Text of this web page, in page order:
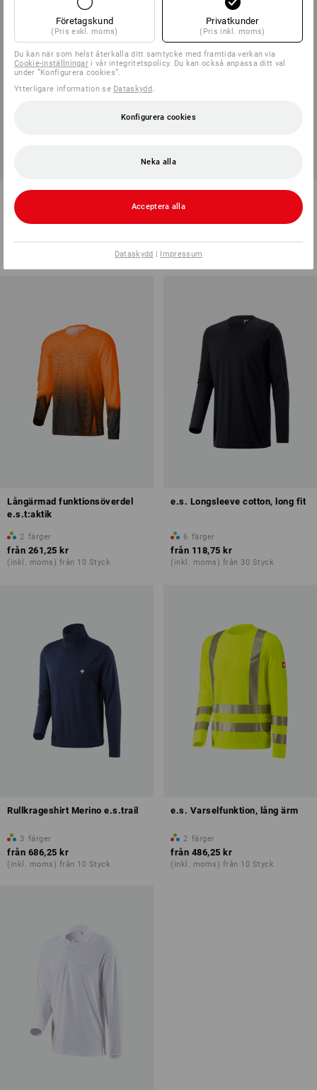
Varselfunktion, lång ärm
e.s.motion 2020
från 498,75 kr
Modal-Longsleeve e.s.concrete
från 236,25 kr
(inkl. moms) från 10 Styck
Långärmad funktionsöverdel
e.s.t:aktik
2 färger
från 261,25 kr
(inkl. moms) från 10 Styck
e.s. Longsleeve cotton, long fit
6 färger
från 118,75 kr
(inkl. moms) från 30 Styck
Rullkrageshirt Merino e.s.trail
3 färger
från 686,25 kr
(inkl. moms) från 10 Styck
e.s. Varselfunktion, lång ärm
2 färger
från 486,25 kr
(inkl. moms) från 10 Styck
Företagskund
(Pris exkl. moms)
Privatkunder
(Pris inkl. moms)
Du kan när som helst återkalla ditt samtycke med framtida verkan via
Cookie-inställningar i vår integritetspolicy. Du kan också anpassa ditt val
under ”Konfigurera cookies”.
Ytterligare information se Dataskydd.
Konfigurera cookies
Neka alla
Acceptera alla
Dataskydd | Impressum